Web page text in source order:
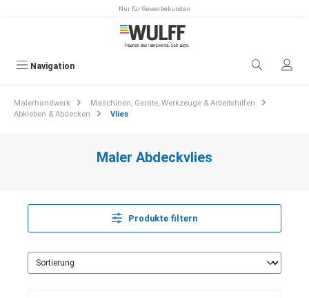
Nur für Gewerbekunden
Navigation
Malerhandwerk
Maschinen, Geräte, Werkzeuge & Arbeitshilfen
Abkleben & Abdecken
Vlies
Maler Abdeckvlies
Produkte filtern